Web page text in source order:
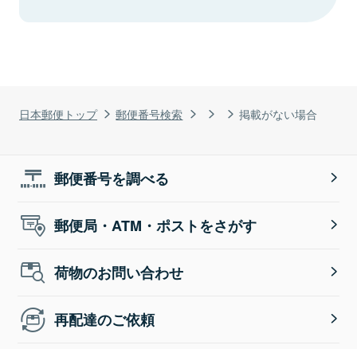
日本郵便トップ 郵便番号検索 掲載がない場合
郵便番号を調べる
郵便局・ATM・ポストをさがす
荷物のお問い合わせ
再配達のご依頼